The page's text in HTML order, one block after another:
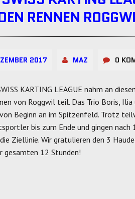
RENNEN
2017 MAZ 0
KARTING LEAGUE nahm an
von Roggwil teil. Das Trio Boris,
Beginn an im Spitzenfeld. Trotz
bis zum Ende und gingen
Ziellinie. Wir gratulieren den 3
gesamten 12 Stunden!